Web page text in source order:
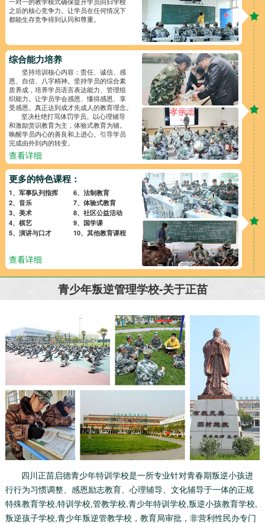
之后的核心竞争力。让学员在任何情况下
都能生存竞争得到认同和尊重。
综合能力培养
坚持培训核心内容：责任、诚信、感
恩、自信、八字精神。坚持学员的综合素
质养成，培养学员语言表达能力、管理组
织能力。让学员学会感恩、懂得感恩、享
受感恩。真正达到成才先成人的教育理念。
坚决杜绝打骂体罚学员。以心理辅导
和激励赏识教育为主，体验式教育为辅。
唤醒学员内心的善良和上进心。引导学员
完成由外到内的转变。
查看详细
更多的特色课程：
1、军事队列指挥
6、法制教育
2、音乐
7、体验式教育
3、美术
8、社区公益活动
4、棋艺
9、国学课
5、演讲与口才
10、其他教育课程
查看详细
青少年叛逆管理学校-关于正苗
四川正苗启德青少年特训学校是一所专业针对青春期叛逆小孩进
行行为习惯调整、感恩励志教育、心理辅导、文化辅导于一体的正规
特殊教育学校,特训学校,管教学校,青少年特训学校,叛逆小孩教育学校,
叛逆孩子学校,青少年叛逆管教学校，教育局审批，非营利性民办专门